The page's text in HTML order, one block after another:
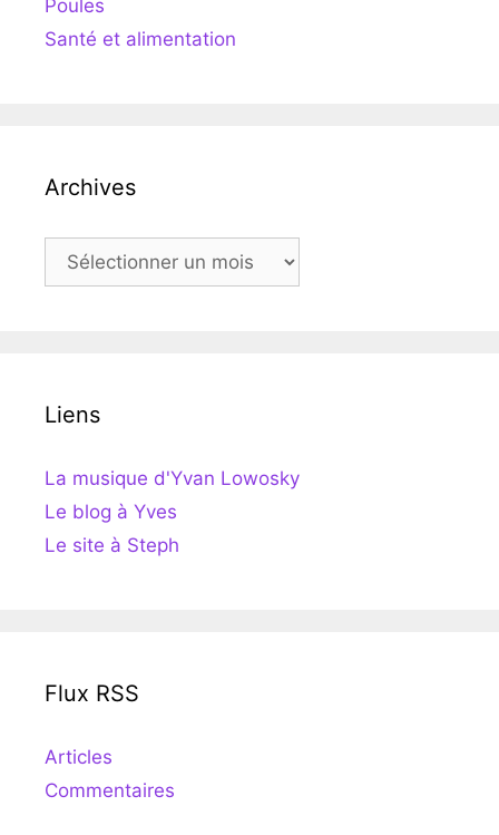
Poules
Santé et alimentation
Archives
Archives
Liens
La musique d'Yvan Lowosky
Le blog à Yves
Le site à Steph
Flux RSS
Articles
Commentaires